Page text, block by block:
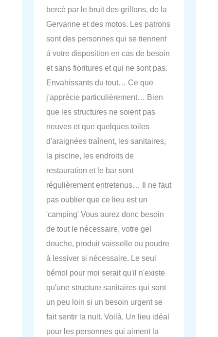
bercé par le bruit des grillons, de la
Gervanne et des motos. Les patrons
sont des personnes qui se tiennent
à votre disposition en cas de besoin
et sans fioritures et qui ne sont pas.
Envahissants du tout… Ce que
j'apprécie particulièrement… Bien
que les structures ne soient pas
neuves et que quelques toiles
d'araignées traînent, les sanitaires,
la piscine, les endroits de
restauration et le bar sont
régulièrement entretenus… Il ne faut
pas oublier que ce lieu est un
'camping' Vous aurez donc besoin
de tout le nécessaire, votre gel
douche, produit vaisselle ou poudre
à lessiver si nécessaire. Le seul
bémol pour moi serait qu'il n'existe
qu'une structure sanitaires qui sont
un peu loin si un besoin urgent se
fait sentir la nuit. Voilà. Un lieu idéal
pour les personnes qui aiment la